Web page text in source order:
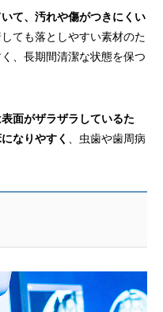
て、汚れや傷がつきにくい
ても落としやすい素材のた
、長期間清潔な状態を保つ
面がザラザラしているた
なりやすく
、虫歯や歯周病